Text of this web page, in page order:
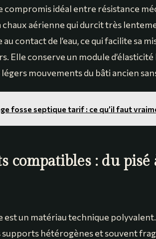
compromis idéal entre résistance
aérienne qui durcit très
contact de l’eau, ce qui facilite sa
Elle conserve un module d’élasticité
légers mouvements du bâti ancien
fosse septique tarif : ce qu’il faut
compatibles : du
est un matériau technique
supports hétérogènes et souvent